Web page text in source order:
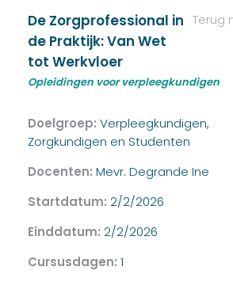
Terug
De Zorgprofessional in
de Praktijk: Van Wet
tot Werkvloer
Opleidingen voor verpleegkundigen
Doelgroep: Verpleegkundigen,
Zorgkundigen en Studenten
Docenten: Mevr. Degrande Ine
Startdatum: 2/2/2026
Einddatum: 2/2/2026
Cursusdagen: 1